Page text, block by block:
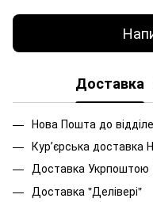
Доставка
Нова Пошта до
Курʼєрська
Доставка Укрпоштою
Доставка "Делівері"